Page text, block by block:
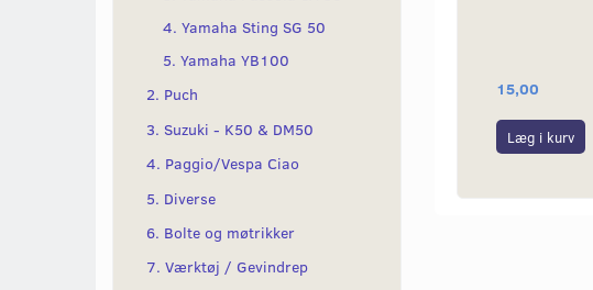
4. Yamaha Sting SG 50
5. Yamaha YB100
2. Puch
3. Suzuki - K50 & DM50
4. Paggio/Vespa Ciao
5. Diverse
6. Bolte og møtrikker
7. Værktøj / Gevindrep
15,00
Læg i kurv